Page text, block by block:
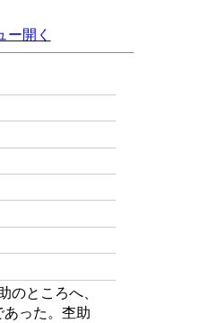
ー開く
のところへ、
った。杢助